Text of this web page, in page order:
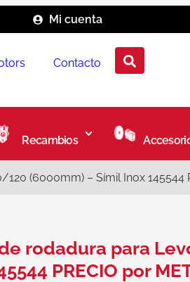
Mi cuenta
Contacto
Recambios
(6000mm) – Símil Inox 145544
rodadura para
PRECIO por